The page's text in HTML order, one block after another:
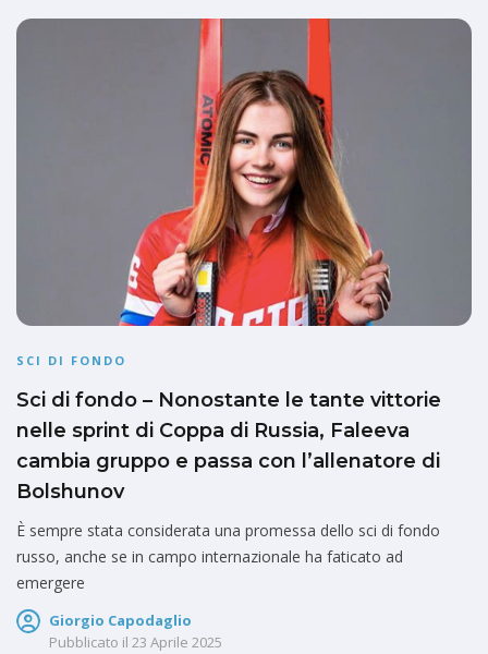
SCI DI FONDO
Sci di fondo – Nonostante le tante vittorie
nelle sprint di Coppa di Russia, Faleeva
cambia gruppo e passa con l’allenatore di
Bolshunov
È sempre stata considerata una promessa dello sci di fondo
russo, anche se in campo internazionale ha faticato ad
emergere
Giorgio Capodaglio
Pubblicato il 23 Aprile 2025